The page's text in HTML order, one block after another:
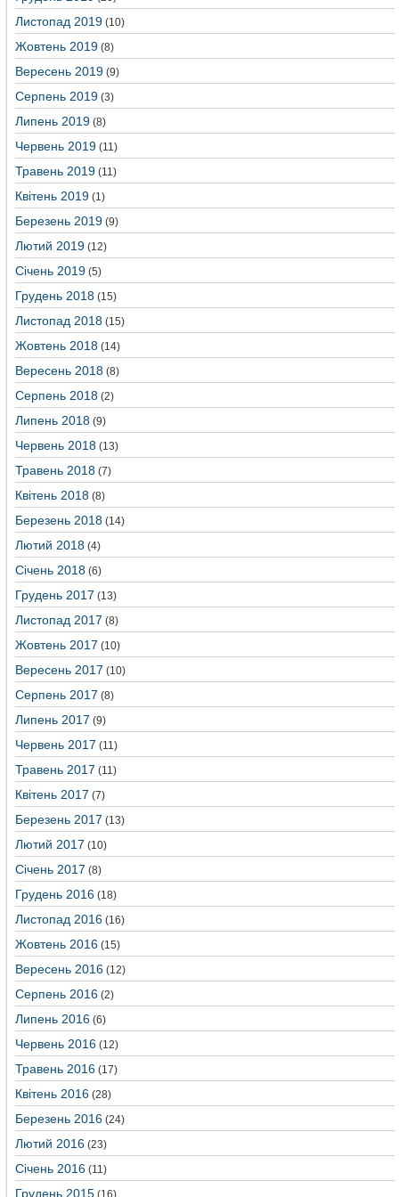
Листопад 2019 (10)
Жовтень 2019 (8)
Вересень 2019 (9)
Серпень 2019 (3)
Липень 2019 (8)
Червень 2019 (11)
Травень 2019 (11)
Квітень 2019 (1)
Березень 2019 (9)
Лютий 2019 (12)
Січень 2019 (5)
Грудень 2018 (15)
Листопад 2018 (15)
Жовтень 2018 (14)
Вересень 2018 (8)
Серпень 2018 (2)
Липень 2018 (9)
Червень 2018 (13)
Травень 2018 (7)
Квітень 2018 (8)
Березень 2018 (14)
Лютий 2018 (4)
Січень 2018 (6)
Грудень 2017 (13)
Листопад 2017 (8)
Жовтень 2017 (10)
Вересень 2017 (10)
Серпень 2017 (8)
Липень 2017 (9)
Червень 2017 (11)
Травень 2017 (11)
Квітень 2017 (7)
Березень 2017 (13)
Лютий 2017 (10)
Січень 2017 (8)
Грудень 2016 (18)
Листопад 2016 (16)
Жовтень 2016 (15)
Вересень 2016 (12)
Серпень 2016 (2)
Липень 2016 (6)
Червень 2016 (12)
Травень 2016 (17)
Квітень 2016 (28)
Березень 2016 (24)
Лютий 2016 (23)
Січень 2016 (11)
Грудень 2015 (16)